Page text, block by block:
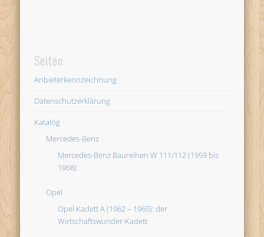
Seiten
Anbieterkennzeichnung
Datenschutzerklärung
Katalog
Mercedes-Benz
Mercedes-Benz Baureihen W 111/112 (1959 bis
1968)
Opel
Opel Kadett A (1962 – 1965): der
Wirtschaftswunder-Kadett